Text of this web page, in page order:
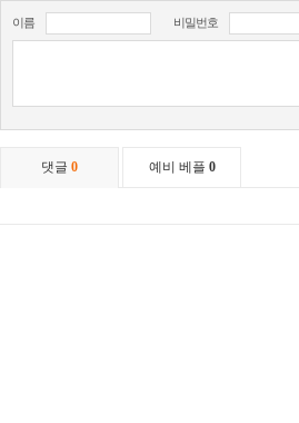
이름 비밀번호
댓글 0 예비 베플 0